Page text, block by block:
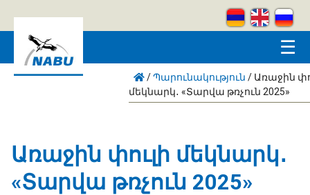
☰
/Պարունակություն / Առաջին
մեկնարկ․ «Տարվա թռչուն 2025»
Առաջին փուլի մեկնարկ․
«Տարվա թռչուն 2025»